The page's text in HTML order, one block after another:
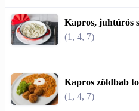
Kapros, juhtúrós
(1, 4, 7)
Kapros zöldbab
(1, 4, 7)